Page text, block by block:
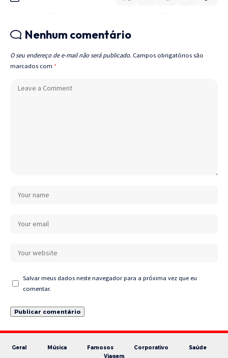
Nenhum comentário
O seu endereço de e-mail não será publicado. Campos obrigatórios são
marcados com *
Salvar meus dados neste navegador para a próxima vez que eu
comentar.
Geral Música Famosos Corporativo
Saúde
Viagem